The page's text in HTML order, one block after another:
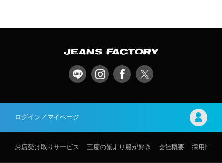
ログイン／マイページ
お店受け取りサービス 三度の飯より服が好き 会社概要 採用情報